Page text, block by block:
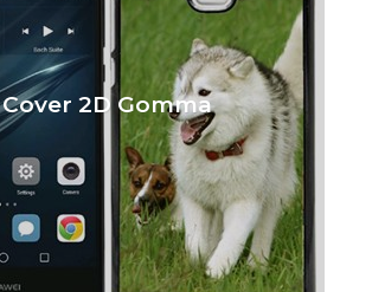
Cover 2D Gomma